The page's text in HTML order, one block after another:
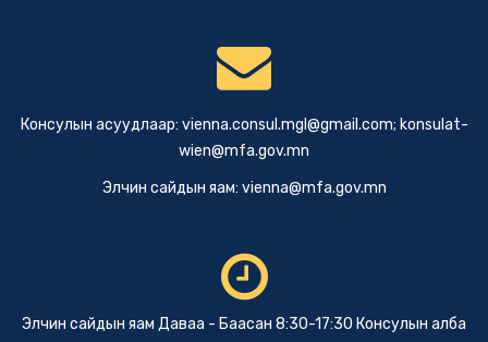
Консулын асуудлаар: vienna.consul.mgl@gmail.com; konsulat-
wien@mfa.gov.mn
Элчин сайдын яам: vienna@mfa.gov.mn
Элчин сайдын яам Даваа - Баасан 8:30-17:30 Консулын алба